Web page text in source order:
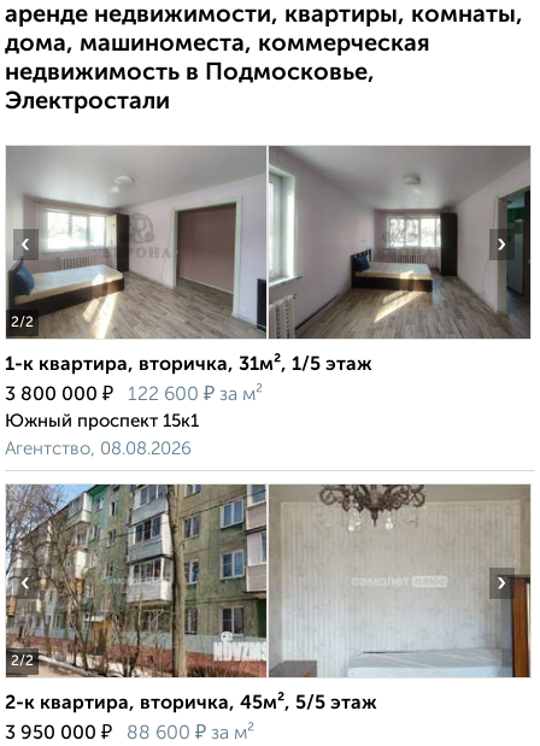
аренде недвижимости, квартиры, комнаты,
дома, машиноместа, коммерческая
недвижимость в Подмосковье,
Электростали
2/2
‹ ›
1-к квартира, вторичка, 31м², 1/5 этаж
3 800 000 ₽ 122 600 ₽ за м²
Южный проспект 15к1
Агентство, 08.08.2026
2/2
‹ ›
2-к квартира, вторичка, 45м², 5/5 этаж
3 950 000 ₽ 88 600 ₽ за м²